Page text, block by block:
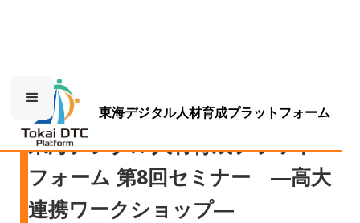
東海デジタル人材育成プラットフォーム
東海デジタル人材育成プラット
フォーム 第8回セミナー ―高大
連携ワークショップ―